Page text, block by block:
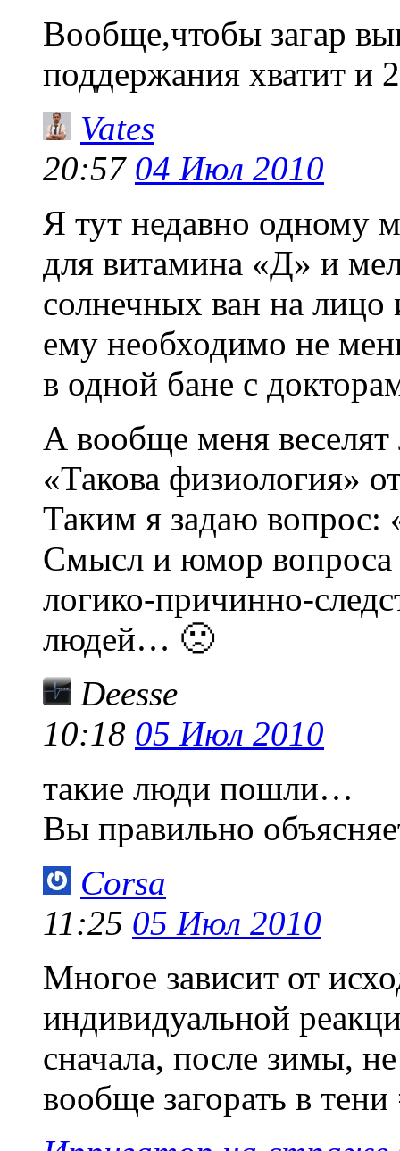
Вообще,чтобы загар
поддержания хватит и
Vates
20:57 04 Июл 2010
Я тут недавно одному
для витамина «Д» и
солнечных ван на лицо
ему необходимо не
в одной бане с
А вообще меня
«Такова физиология»
Таким я задаю
Смысл и юмор вопроса
логико-причинно-
людей… 🙁
Deesse
10:18 05 Июл 2010
такие люди пошли…
Вы правильно
Corsa
11:25 05 Июл 2010
Многое зависит от
индивидуальной
сначала, после зимы,
вообще загорать в тени